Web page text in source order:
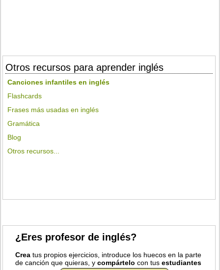
Otros recursos para aprender inglés
Canciones infantiles en inglés
Flashcards
Frases más usadas en inglés
Gramática
Blog
Otros recursos...
¿Eres profesor de inglés?
Crea tus propios ejercicios, introduce los huecos en la parte
de canción que quieras, ycompártelo con tusestudiantes